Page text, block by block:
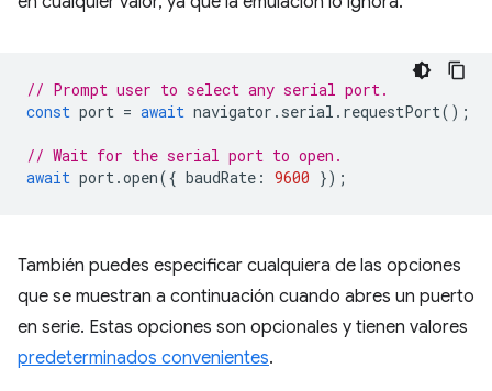
// Prompt user to select any serial port.
const port = await navigator . serial . requestPort();
// Wait for the serial port to open.
await port.open({ baudRate : 9600 });
También puedes especificar cualquiera de las opciones
que se muestran a continuación cuando abres un puerto
en serie. Estas opciones son opcionales y tienen valores
predeterminados convenientes.